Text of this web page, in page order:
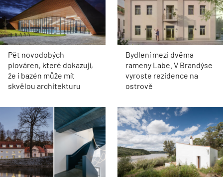
Pět novodobých
plováren, které dokazují,
že i bazén může mít
skvělou architekturu
Bydlení mezi dvěma
rameny Labe. V Brandýse
vyroste rezidence na
ostrově